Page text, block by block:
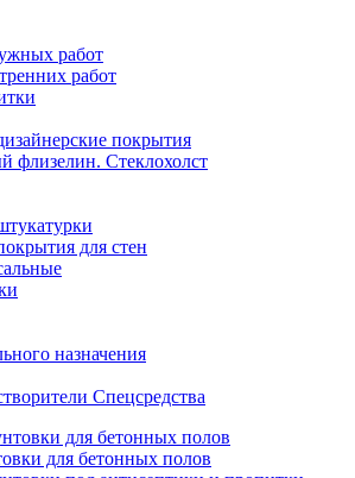
работ
работ
покрытия
флизелин. Стеклохолст
для стен
назначения
Спецсредства
для бетонных полов